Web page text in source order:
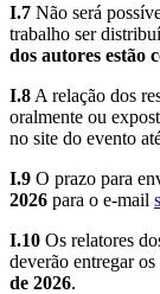
I.7 Não será
trabalho ser
dos autores estão
I.8 A relação dos
oralmente ou
no site do evento
I.9 O prazo para
2026 para o e-mail
I.10 Os relatores
deverão entregar
de 2026.